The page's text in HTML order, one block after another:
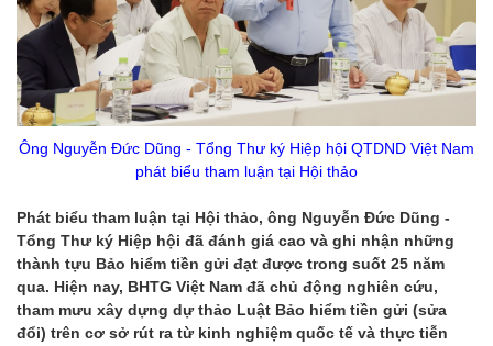
Ông Nguyễn Đức Dũng - Tổng Thư ký Hiệp hội QTDND Việt Nam
phát biểu tham luận tại Hội thảo
Phát biểu tham luận tại Hội thảo, ông Nguyễn Đức Dũng -
Tổng Thư ký Hiệp hội đã đánh giá cao và ghi nhận những
thành tựu Bảo hiểm tiền gửi đạt được trong suốt 25 năm
qua. Hiện nay, BHTG Việt Nam đã chủ động nghiên cứu,
tham mưu xây dựng dự thảo Luật Bảo hiểm tiền gửi (sửa
đổi) trên cơ sở rút ra từ kinh nghiệm quốc tế và thực tiễn